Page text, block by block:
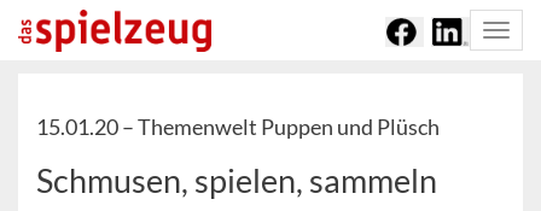
15.01.20 –Themenwelt Puppen und Plüsch
Schmusen, spielen, sammeln